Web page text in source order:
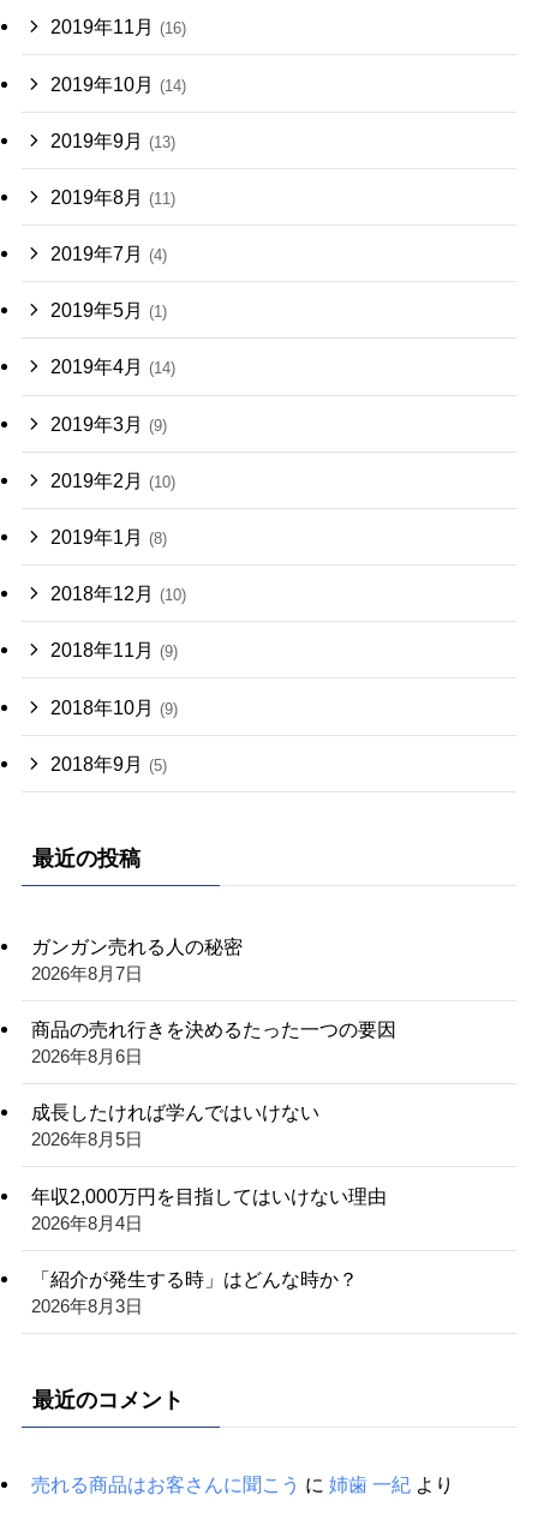
2019年11月 (16)
2019年10月 (14)
2019年9月 (13)
2019年8月 (11)
2019年7月 (4)
2019年5月 (1)
2019年4月 (14)
2019年3月 (9)
2019年2月 (10)
2019年1月 (8)
2018年12月 (10)
2018年11月 (9)
2018年10月 (9)
2018年9月 (5)
最近の投稿
ガンガン売れる人の秘密
2026年8月7日
商品の売れ行きを決めるたった一つの要因
2026年8月6日
成長したければ学んではいけない
2026年8月5日
年収2,000万円を目指してはいけない理由
2026年8月4日
「紹介が発生する時」はどんな時か？
2026年8月3日
最近のコメント
売れる商品はお客さんに聞こう に 姉歯 一紀より